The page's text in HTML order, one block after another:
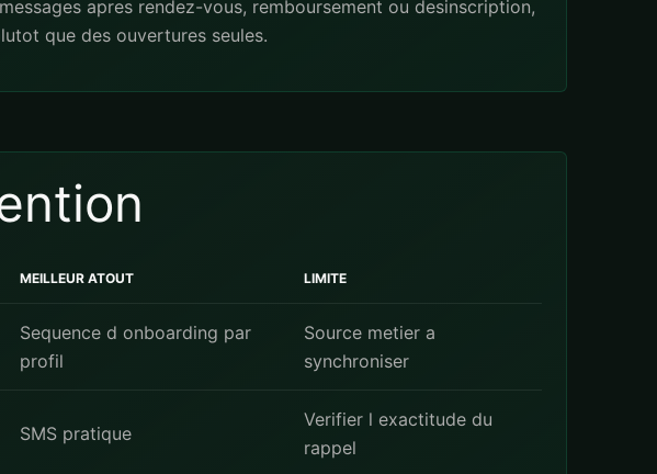
apres rendez-vous, remboursement ou desinscription,
que des ouvertures seules.
MEILLEUR ATOUT LIMITE
Sequence d onboarding par
profil
Source metier a
synchroniser
SMS pratique
Verifier l exactitude du
rappel